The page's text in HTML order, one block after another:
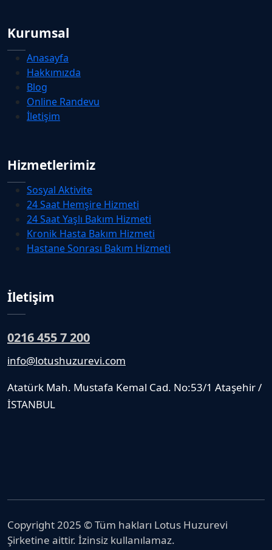
Kurumsal
Anasayfa
Hakkımızda
Blog
Online Randevu
İletişim
Hizmetlerimiz
Sosyal Aktivite
24 Saat Hemşire Hizmeti
24 Saat Yaşlı Bakım Hizmeti
Kronik Hasta Bakım Hizmeti
Hastane Sonrası Bakım Hizmeti
İletişim
0216 455 7 200
info@lotushuzurevi.com
Atatürk Mah. Mustafa Kemal Cad. No:53/1 Ataşehir /
İSTANBUL
Copyright 2025 © Tüm hakları Lotus Huzurevi
Şirketine aittir. İzinsiz kullanılamaz.